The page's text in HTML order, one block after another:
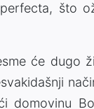
što
će dugo
domovinu